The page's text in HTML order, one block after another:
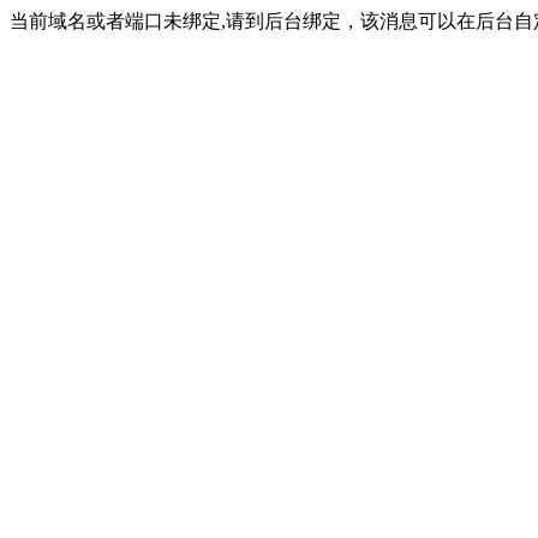
当前域名或者端口未绑定,请到后台绑定，该消息可以在后台自